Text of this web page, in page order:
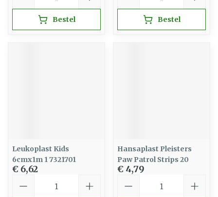
Bestel Bestel
Leukoplast Kids
6cmx1m 1 7321701
€ 6,62
Hansaplast Pleisters
Paw Patrol Strips 20
€ 4,79